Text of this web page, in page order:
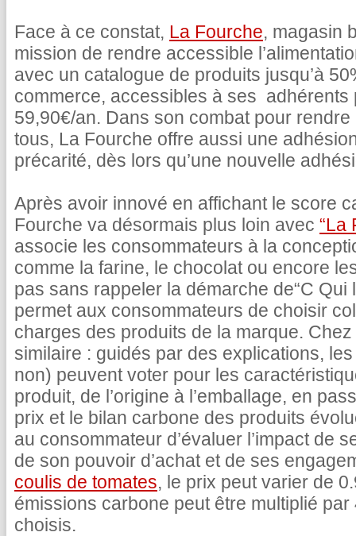
Face à ce constat, La Fourche, magasin
mission de rendre accessible
avec un catalogue de produits jusqu’à
commerce, accessibles à ses adhérents
59,90€/an. Dans son combat pour
tous, La Fourche offre aussi une
précarité, dès lors qu’une nouvelle
Après avoir innové en affichant le score
Fourche va désormais plus loin avec “La
associe les consommateurs à la
comme la farine, le chocolat ou encore
pas sans rappeler la démarche de“C Qui
permet aux consommateurs de choisir
charges des produits de la marque.
similaire : guidés par des explications,
non) peuvent voter pour les
produit, de l’origine à l’emballage, en
prix et le bilan carbone des produits
au consommateur d’évaluer l’impact de
de son pouvoir d’achat et de ses
coulis de tomates, le prix peut varier de
émissions carbone peut être multiplié
choisis.